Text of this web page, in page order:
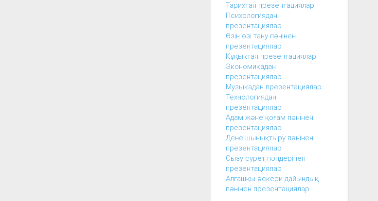
Тарихтан презентациялар
Психологиядан
презентациялар
Өзін өзі тану пәнінен
презентациялар
Құқықтан презентациялар
Экономикадан
презентациялар
Музыкадан презентациялар
Технологиядан
презентациялар
Адам және қоғам пәнінен
презентациялар
Дене шынықтыру пәнінен
презентациялар
Сызу сурет пәндерінен
презентациялар
Алғашқы әскери дайындық
пәнінен презентациялар